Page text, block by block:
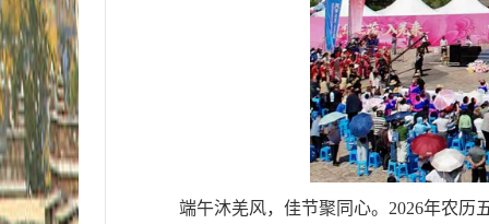
端午沐羌风，佳节聚同心。2026年农历